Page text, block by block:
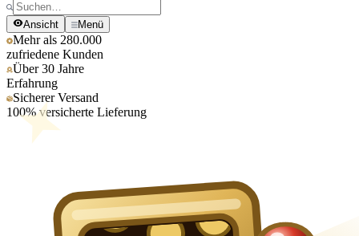
Ansicht Menü
Mehr als 280.000
zufriedene Kunden
Über 30 Jahre
Erfahrung
Sicherer Versand
100% versicherte Lieferung